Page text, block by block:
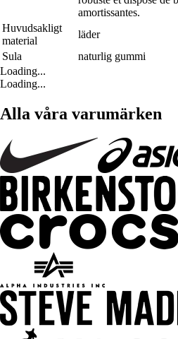
amortissantes.
Huvudsakligt
material
läder
Sula
naturlig gummi
Loading...
Loading...
Alla våra varumärken